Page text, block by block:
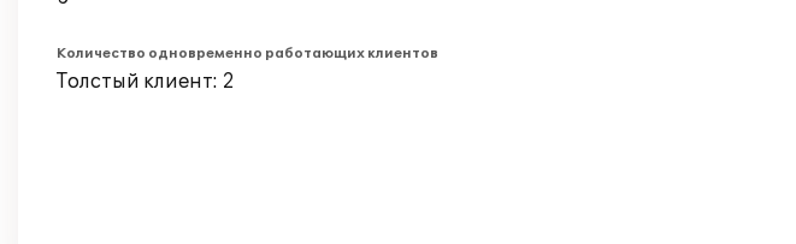
Количество одновременно работающих клиентов
Толстый клиент: 2